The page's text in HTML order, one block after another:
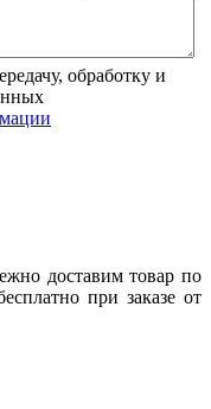
обработку и
доставим товар по
при заказе от